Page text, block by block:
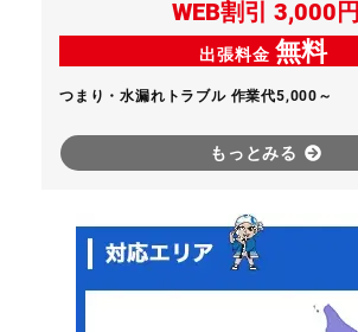
WEB割引 3,000円
出張料金 無料
つまり・水漏れトラブル 作業代5,000～
もっとみる